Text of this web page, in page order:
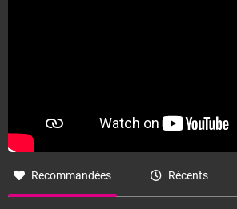
Recommandées Récents